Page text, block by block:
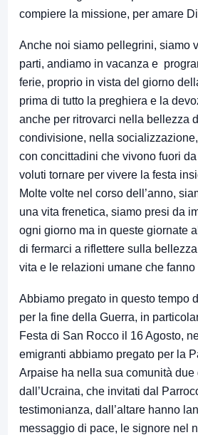
compiere la missione, per amare
Anche noi siamo pellegrini, siamo
parti, andiamo in vacanza e
ferie, proprio in vista del giorno
prima di tutto la preghiera e la
anche per ritrovarci nella bellezza
condivisione, nella
con concittadini che vivono fuori
voluti tornare per vivere la festa
Molte volte nel corso dell’anno,
una vita frenetica, siamo presi da
ogni giorno ma in queste giornate
di fermarci a riflettere sulla
vita e le relazioni umane che fanno
Abbiamo pregato in questo tempo
per la fine della Guerra, in
Festa di San Rocco il 16 Agosto,
emigranti abbiamo pregato per la
Arpaise ha nella sua comunità
dall’Ucraina, che invitati dal
testimonianza, dall’altare hanno
messaggio di pace, le signore nel